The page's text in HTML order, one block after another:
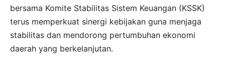
bersama Komite Stabilitas Sistem Keuangan (KSSK)
terus memperkuat sinergi kebijakan guna menjaga
stabilitas dan mendorong pertumbuhan ekonomi
daerah yang berkelanjutan.